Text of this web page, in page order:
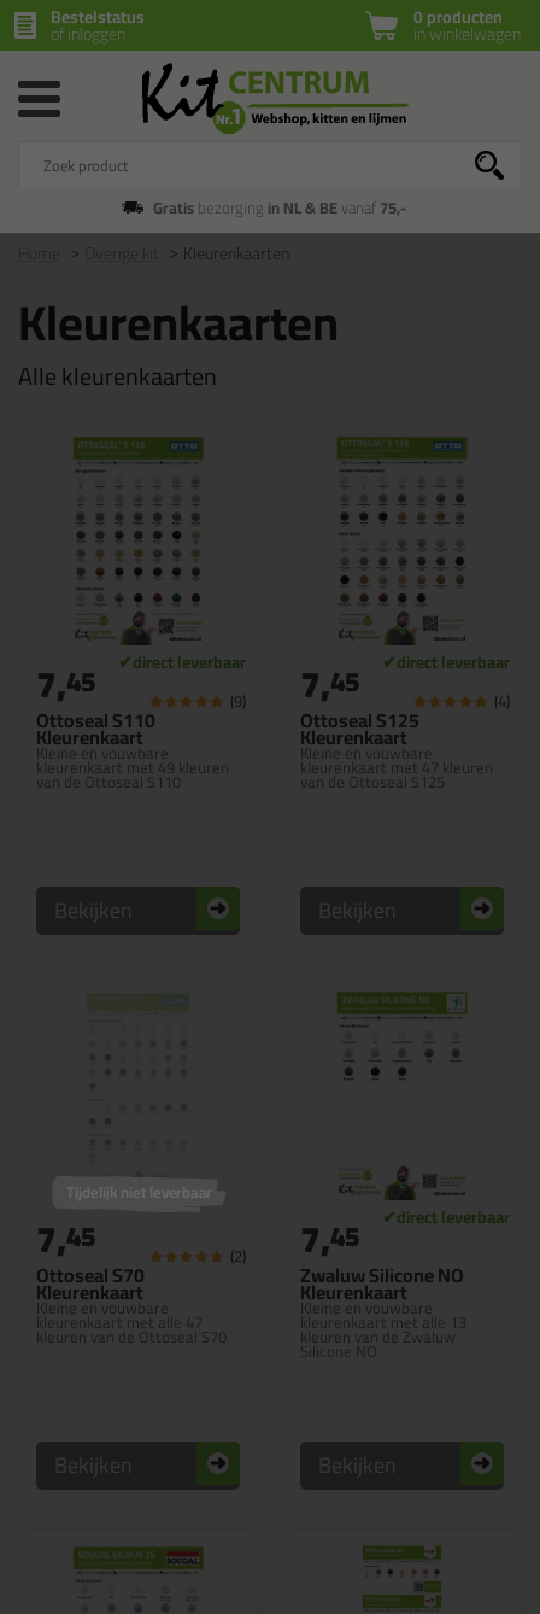
0 producten
in winkelwagen
Bestelstatus
of inloggen
Gratisbezorging in NL & BEvanaf75,-
Kleurenkaarten
Kleurenkaarten
Alle kleurenkaarten
Ottoseal S110
Kleurenkaart
Kleine en vouwbare
kleurenkaart met 49 kleuren
van de Ottoseal S110
7,45 (9)
Bekijken
Ottoseal S125
Kleurenkaart
Kleine en vouwbare
kleurenkaart met 47 kleuren
van de Ottoseal S125
7,45 (4)
Bekijken
Ottoseal S70
Kleurenkaart
Kleine en vouwbare
kleurenkaart met alle 47
kleuren van de Ottoseal S70
Tijdelijk niet leverbaar
7,45 (2)
Bekijken
Zwaluw Silicone NO
Kleurenkaart
Kleine en vouwbare
kleurenkaart met alle 13
kleuren van de Zwaluw
Silicone NO
7,45
Bekijken